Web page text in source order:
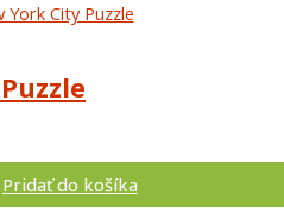
Pridať do košíka